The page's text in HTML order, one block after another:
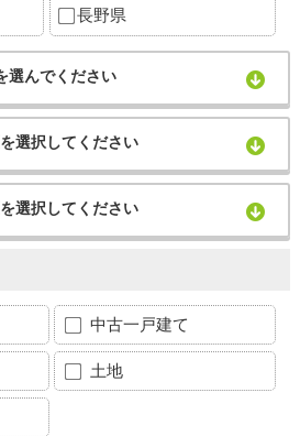
長野県
選んでください
選択してください
選択してください
中古一戸建て
土地